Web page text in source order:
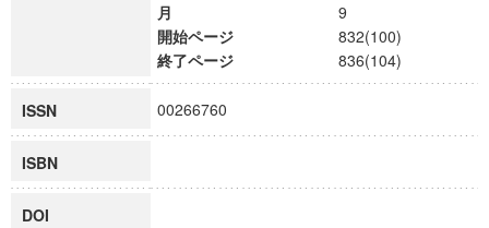
月
9
開始ページ
832(100)
終了ページ
836(104)
ISSN 00266760
ISBN
DOI